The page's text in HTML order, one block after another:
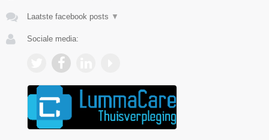
Laatste facebook posts ▼
Sociale media: